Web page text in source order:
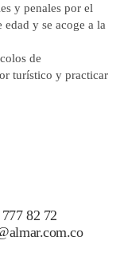
y penales por el
y se acoge a la
de
turístico y practicar
82 72